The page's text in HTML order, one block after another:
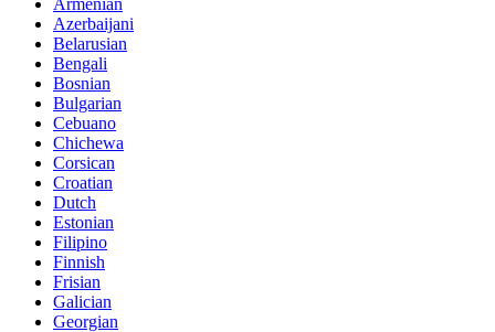
Azerbaijani
Belarusian
Bengali
Bosnian
Bulgarian
Cebuano
Chichewa
Corsican
Croatian
Dutch
Estonian
Filipino
Finnish
Frisian
Galician
Georgian